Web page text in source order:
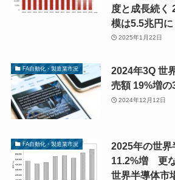
度と成長続く
模は5.5兆円に
2025年1月22日
FA自動化・製造業市況
2024年3Q 世
売額 19%増の
2024年12月12日
FA自動化・製造業市況
2025年の世界
11.2%増 更
世界半導体市